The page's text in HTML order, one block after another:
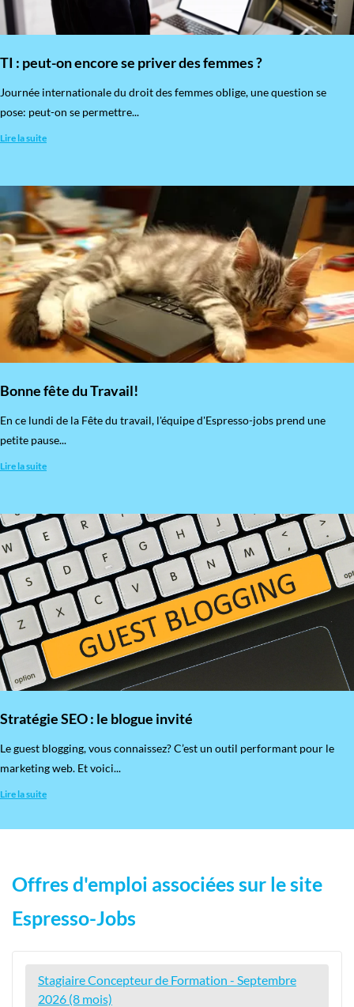
TI : peut-on encore se priver des femmes ?
​Journée internationale du droit des femmes oblige, une question se
pose: peut-on se permettre...
Lire la suite
Bonne fête du Travail!
En ce lundi de la Fête du travail, l'équipe d'Espresso-jobs prend une
petite pause...
Lire la suite
Stratégie SEO : le blogue invité
​Le guest blogging, vous connaissez? C’est un outil performant pour le
marketing web. Et voici...
Lire la suite
Offres d'emploi associées sur le site
Espresso-Jobs
Stagiaire Concepteur de Formation - Septembre
2026 (8 mois)